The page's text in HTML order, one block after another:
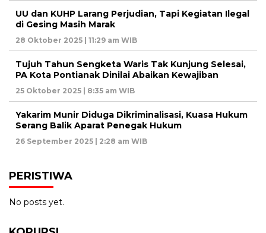
UU dan KUHP Larang Perjudian, Tapi Kegiatan Ilegal
di Gesing Masih Marak
28 Oktober 2025 | 11:29 am WIB
Tujuh Tahun Sengketa Waris Tak Kunjung Selesai,
PA Kota Pontianak Dinilai Abaikan Kewajiban
25 Oktober 2025 | 8:35 am WIB
Yakarim Munir Diduga Dikriminalisasi, Kuasa Hukum
Serang Balik Aparat Penegak Hukum
26 September 2025 | 2:28 am WIB
PERISTIWA
No posts yet.